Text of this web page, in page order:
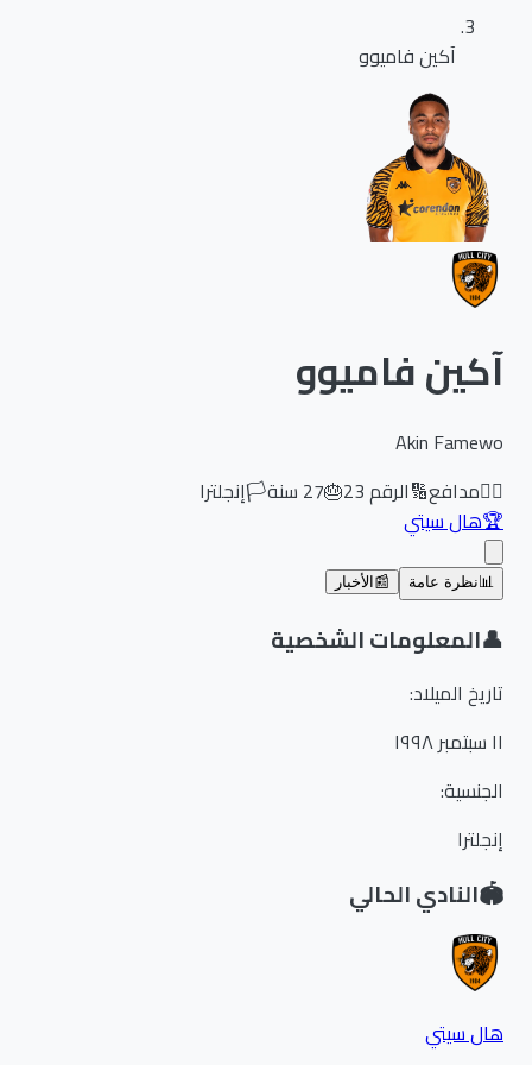
آكين فاميوو
آكين فاميوو
Akin Famewo
مدافع🔢الرقم23
🎂
27سنة🏳️إنجلترا
هال سيتي
نظرة عامة 📰 الأخبار
المعلومات الشخصية
تاريخ الميلاد:
الجنسية:
إنجلترا
النادي الحالي
هال سيتي